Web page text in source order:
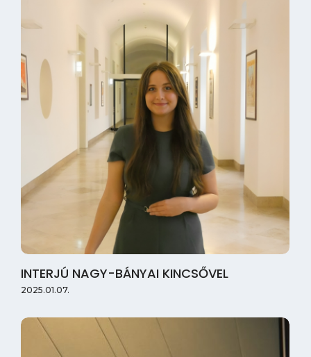
INTERJÚ NAGY-BÁNYAI KINCSŐVEL
2025.01.07.